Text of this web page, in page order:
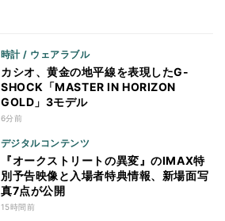
時計 / ウェアラブル
カシオ、黄金の地平線を表現したG-
SHOCK「MASTER IN HORIZON
GOLD」3モデル
6分前
デジタルコンテンツ
『オークストリートの異変』のIMAX特
別予告映像と入場者特典情報、新場面写
真7点が公開
15時間前